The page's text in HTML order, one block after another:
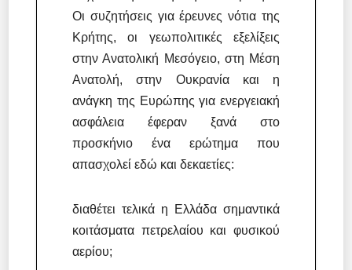
Οι συζητήσεις για έρευνες νότια της
Κρήτης, οι γεωπολιτικές εξελίξεις
στην Ανατολική Μεσόγειο, στη Μέση
Ανατολή, στην Ουκρανία και η
ανάγκη της Ευρώπης για ενεργειακή
ασφάλεια έφεραν ξανά στο
προσκήνιο ένα ερώτημα που
απασχολεί εδώ και δεκαετίες:
διαθέτει τελικά η Ελλάδα σημαντικά
κοιτάσματα πετρελαίου και φυσικού
αερίου;